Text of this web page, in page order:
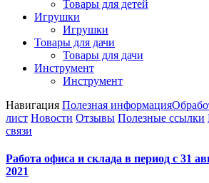
Товары для детей
Игрушки
Игрушки
Товары для дачи
Товары для дачи
Инструмент
Инструмент
Навигация Полезная информация
лист Новости Отзывы Полезные ссылки
связи
Работа офиса и склада в период с 31
2021